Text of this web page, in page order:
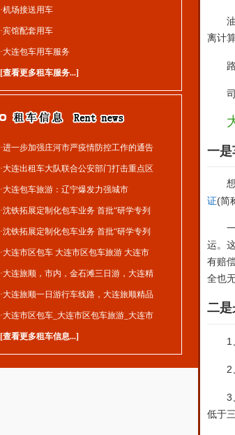
·机场接送用车
·宾馆配套用车
·大连包车用车服务
[查看更多租车服务...]
·进一步加强庄河市严疫情防控工作的通告
·大连出租车大队联合公安部门打击重点区
·大连包车旅游：​辽宁爆发力强城市
·沈铁拓展定制化包车业务 首批“研学专列
·沈铁拓展定制化包车业务 首批“研学专列
·大连市区包车 大连市区包车旅游 大连市
·大连旅顺，市内，金石滩三日游，大连精
·大连旅顺一日游行车线路，大连旅顺精品
·大连市区包车_大连市区包车旅游_大连市
[查看更多租车信息...]
离计算
一是
证(简
运。
有赔
全也
二是
1
2
3
低于